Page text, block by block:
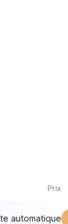
Prix
automatique